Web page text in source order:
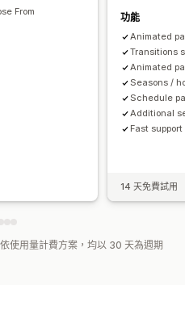
From
功能
Animated
Transitions
Animated
Seasons /
Schedule
Additional
Fast support
14 天免費試用
使用量計費方案，均以 30 天為週期